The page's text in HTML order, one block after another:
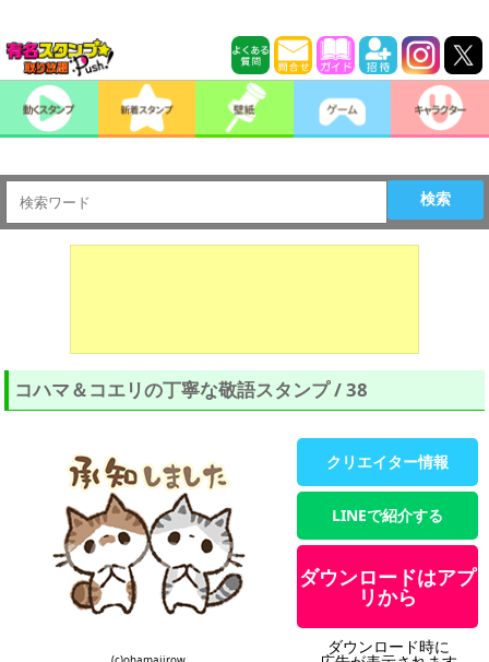
検索
コハマ＆コエリの丁寧な敬語スタンプ / 38
クリエイター情報
LINEで紹介する
ダウンロードはアプ
リから
ダウンロード時に